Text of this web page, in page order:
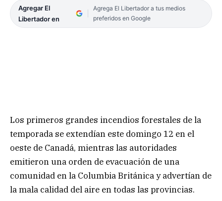
Agregar El
Libertador en
Agrega El Libertador a tus medios
preferidos en Google
Los primeros grandes incendios forestales de la
temporada se extendían este domingo 12 en el
oeste de Canadá, mientras las autoridades
emitieron una orden de evacuación de una
comunidad en la Columbia Británica y advertían de
la mala calidad del aire en todas las provincias.